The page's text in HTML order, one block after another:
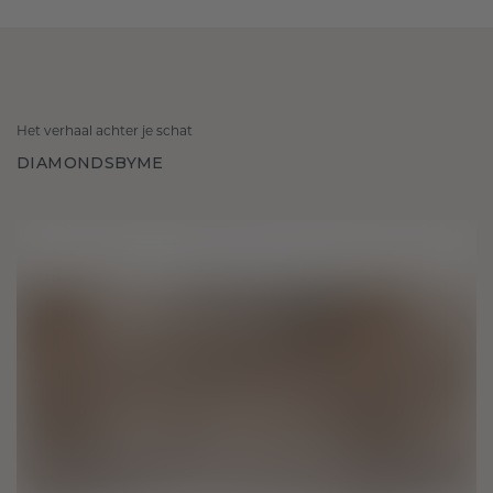
Het verhaal achter je schat
DIAMONDSBYME